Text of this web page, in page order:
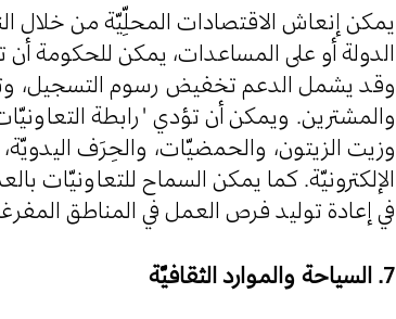
يمكن إنعاش الاقتصادات المحلِّيّة من خلال
الدولة أو على المساعدات، يمكن للحكومة أن
وقد يشمل الدعم تخفيض رسوم التسجيل،
والمشترين. ويمكن أن تؤدي "رابطة
وزيت الزيتون، والحمضيّات، والحِرَف
الإلكترونيّة. كما يمكن السماح للتعاونيّات
في إعادة توليد فرص العمل في المناطق
7. السياحة والموارد الثقافيّة